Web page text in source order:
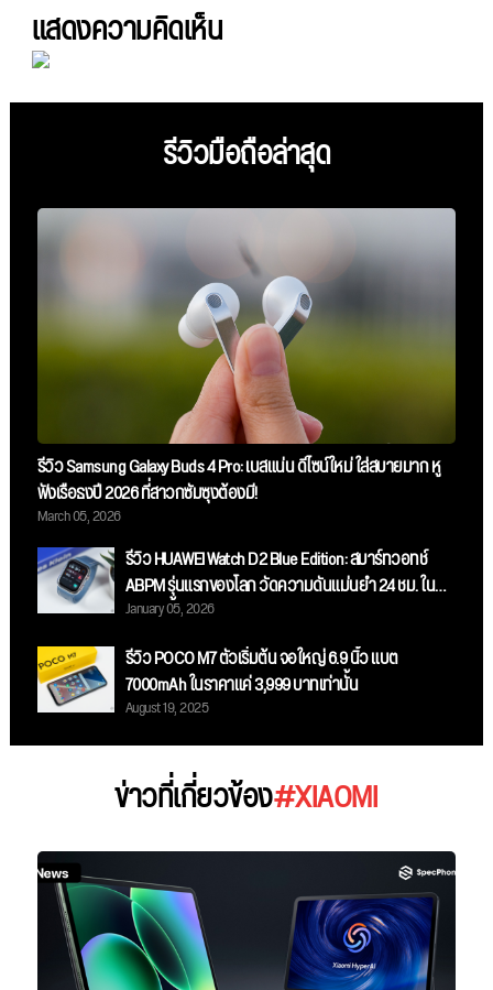
แสดงความคิดเห็น
รีวิวมือถือล่าสุด
รีวิว Samsung Galaxy Buds 4 Pro: เบสแน่น ดีไซน์ใหม่ ใส่สบายมาก หู
ฟังเรือธงปี 2026 ที่สาวกซัมซุงต้องมี!
March 05, 2026
รีวิว HUAWEI Watch D2 Blue Edition: สมาร์ทวอทช์
ABPM รุ่นแรกของโลก วัดความดันแม่นยำ 24 ชม. ใน
ดีไซน์สีน้ำเงินสุดสปอร์ต!
January 05, 2026
รีวิว POCO M7 ตัวเริ่มต้น จอใหญ่ 6.9 นิ้ว แบต
7000mAh ในราคาแค่ 3,999 บาทเท่านั้น
August 19, 2025
ข่าวที่เกี่ยวข้อง#XIAOMI